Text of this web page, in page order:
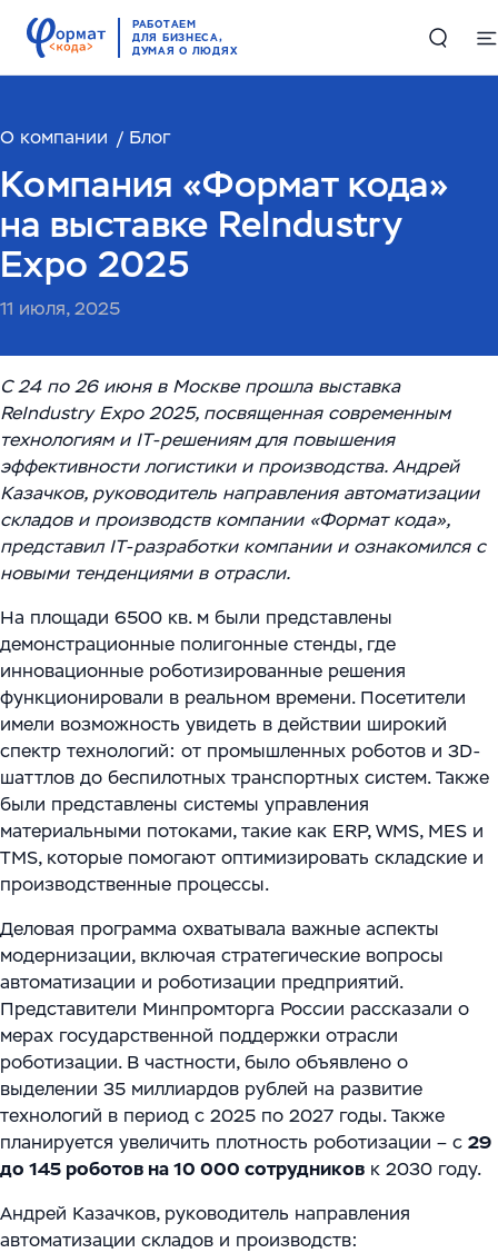
РАБОТАЕМ
ДЛЯ БИЗНЕСА,
ДУМАЯ О ЛЮДЯХ
Решения
Цифровые двойники в производстве и логистике
Комплексные решения по работе с большими
данными
Обучающий ИИ-ассистент для ваших сотрудников
ИИ-решение для работы с корпоративными базами
данных
WMS Управление складом
Системы стандартизации и управления данными
для логистических и производственных
комплексов
Решения для производственной безопасности
Программное обеспечение для интеграции
автоматизированного и роботизированного
оборудования
Интеллектуальная обработка документов (IDP) в
международной логистике и транспорте
Проекты
Компетенции
Складская автоматизация и логистика
(Big Data)
Автоматизация производств
Цифровизация ритейла
Импортозамещение
ИИ и машинное обучение
О компании
О нас
Руководство
Модели сотрудничества
Мероприятия
Работа
Юридическая информация
English
Main
Warehouse Logistics and Automation
Связаться с нами
О компании Блог
Компания «Формат кода»
на выставке ReIndustry
Expo 2025
11 июля, 2025
С 24 по 26 июня в Москве прошла выставка
ReIndustry Expo 2025, посвященная современным
технологиям и IT-решениям для повышения
эффективности логистики и производства. Андрей
Казачков, руководитель направления автоматизации
складов и производств компании «Формат кода»,
представил IT-разработки компании и ознакомился с
новыми тенденциями в отрасли.
На площади 6500 кв. м были представлены
демонстрационные полигонные стенды, где
инновационные роботизированные решения
функционировали в реальном времени. Посетители
имели возможность увидеть в действии широкий
спектр технологий: от промышленных роботов и 3D-
шаттлов до беспилотных транспортных систем. Также
были представлены системы управления
материальными потоками, такие как ERP, WMS, MES и
TMS, которые помогают оптимизировать складские и
производственные процессы.
Деловая программа охватывала важные аспекты
модернизации, включая стратегические вопросы
автоматизации и роботизации предприятий.
Представители Минпромторга России рассказали о
мерах государственной поддержки отрасли
роботизации. В частности, было объявлено о
выделении 35 миллиардов рублей на развитие
технологий в период с 2025 по 2027 годы. Также
планируется увеличить плотность роботизации – с 29
до 145 роботов на 10 000 сотрудников к 2030 году.
Андрей Казачков, руководитель направления
автоматизации складов и производств: